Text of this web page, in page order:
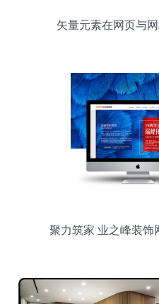
矢量元素在网页与
聚力筑家 业之峰装饰